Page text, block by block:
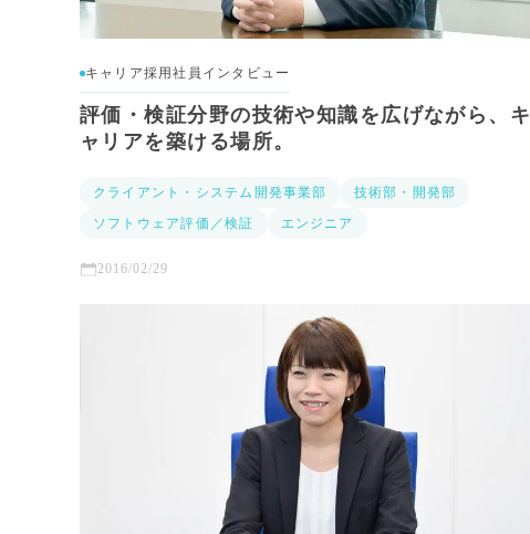
キャリア採用社員インタビュー
評価・検証分野の技術や知識を広げながら、キ
ャリアを築ける場所。
クライアント・システム開発事業部
技術部・開発部
ソフトウェア評価／検証
エンジニア
2016/02/29